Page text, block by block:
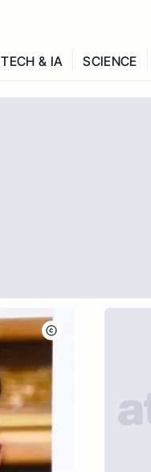
TECH & IA SCIENCE